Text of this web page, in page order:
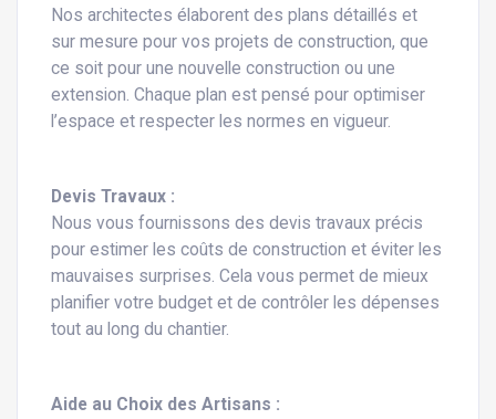
Nos architectes élaborent des plans détaillés et
sur mesure pour vos projets de construction, que
ce soit pour une nouvelle construction ou une
extension. Chaque plan est pensé pour optimiser
l’espace et respecter les normes en vigueur.
Devis Travaux :
Nous vous fournissons des devis travaux précis
pour estimer les coûts de construction et éviter les
mauvaises surprises. Cela vous permet de mieux
planifier votre budget et de contrôler les dépenses
tout au long du chantier.
Aide au Choix des Artisans :